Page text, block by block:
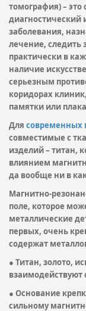
томография) –
диагностический
заболевания,
лечение, следить
практически в
наличие
серьезным
коридорах
памятки или
Для современных
совместимые с
изделий – титан,
влиянием
да вообще ни в
Магнитно-
поле, которое
металлические
первых, очень
содержат
● Титан, золото,
взаимодействуют
● Основание
сильному